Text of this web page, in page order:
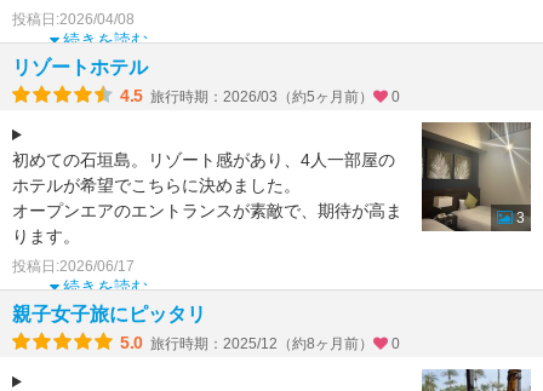
3、大浴
続きを読む
投稿日:2026/04/08
リゾートホテル
4.5 旅行時期：2026/03（約5ヶ月前） 0
初めての石垣島。リゾート感があり、4人一部屋の
ホテルが希望でこちらに決めました。
オープンエアのエントランスが素敵で、期待が高ま
ります。
ロフトのあるお部屋でハシゴでの行き来は面倒では
ありましたが
続きを読む
投稿日:2026/06/17
3
親子女子旅にピッタリ
5.0 旅行時期：2025/12（約8ヶ月前） 0